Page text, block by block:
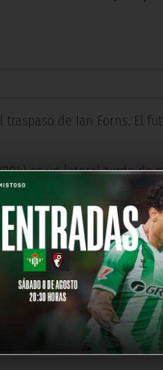
de Ian Forns. El
es un lateral zurdo
División.
con el Burgos CF y
Primera Federación, Ian